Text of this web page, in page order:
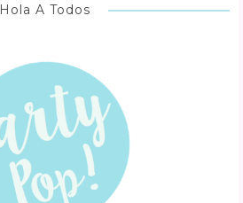
Hola A Todos